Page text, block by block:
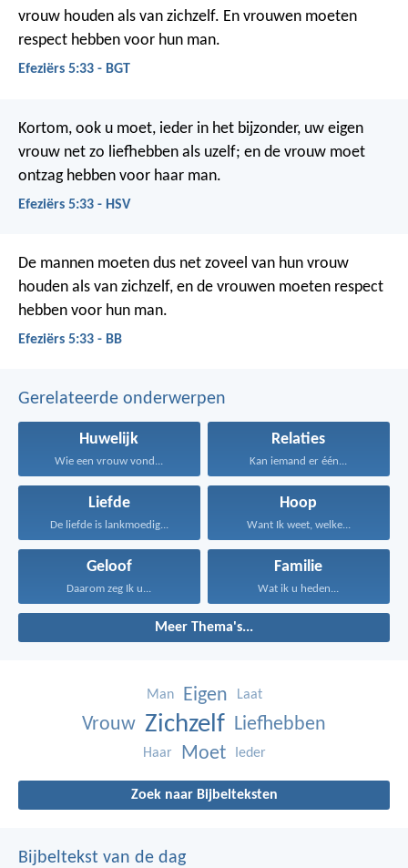
vrouw houden als van zichzelf. En vrouwen moeten
respect hebben voor hun man.
Efeziërs 5:33 - BGT
Kortom, ook u moet, ieder in het bijzonder, uw eigen
vrouw net zo liefhebben als uzelf; en de vrouw moet
ontzag hebben voor haar man.
Efeziërs 5:33 - HSV
De mannen moeten dus net zoveel van hun vrouw
houden als van zichzelf, en de vrouwen moeten respect
hebben voor hun man.
Efeziërs 5:33 - BB
Gerelateerde onderwerpen
Huwelijk
Wie een vrouw vond...
Relaties
Kan iemand er één...
Liefde
De liefde is lankmoedig...
Hoop
Want Ik weet, welke...
Geloof
Daarom zeg Ik u...
Familie
Wat ik u heden...
Meer Thema's...
Man Eigen Laat
Vrouw Zichzelf Liefhebben
Haar Moet Ieder
Zoek naar Bijbelteksten
Bijbeltekst van de dag